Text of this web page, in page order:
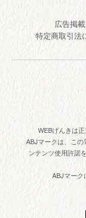
広告掲
特定商取引法
WEBげんきは
ABJマークは、こ
ンテンツ使用許諾
ABJマーク